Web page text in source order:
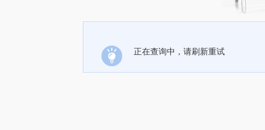
正在查询中，请刷新重试